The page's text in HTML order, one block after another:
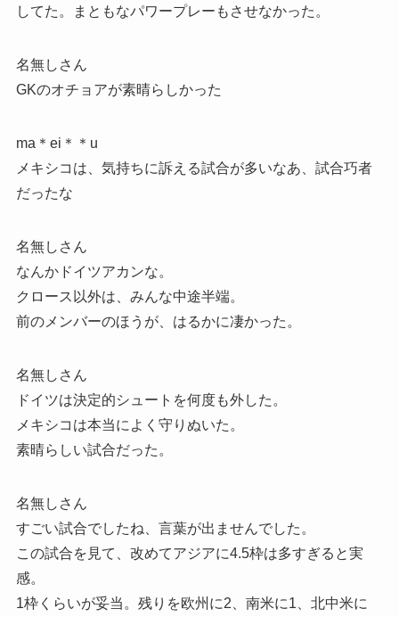
してた。まともなパワープレーもさせなかった。
名無しさん
GKのオチョアが素晴らしかった
ma＊ei＊＊u
メキシコは、気持ちに訴える試合が多いなあ、試合巧者
だったな
名無しさん
なんかドイツアカンな。
クロース以外は、みんな中途半端。
前のメンバーのほうが、はるかに凄かった。
名無しさん
ドイツは決定的シュートを何度も外した。
メキシコは本当によく守りぬいた。
素晴らしい試合だった。
名無しさん
すごい試合でしたね、言葉が出ませんでした。
この試合を見て、改めてアジアに4.5枠は多すぎると実
感。
1枠くらいが妥当。残りを欧州に2、南米に1、北中米に